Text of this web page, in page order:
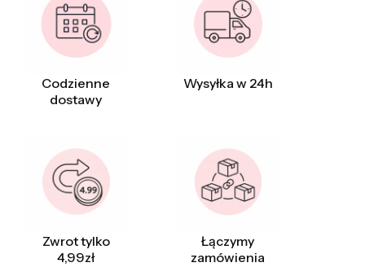
Codzienne
dostawy
Wysyłka w 24h
Zwrot tylko
4,99zł
Łączymy
zamówienia